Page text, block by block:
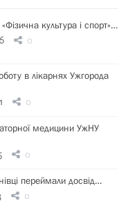
«Фізична культура і спорт»…
0
в лікарнях Ужгорода
0
медицини УжНУ
0
переймали досвід…
0